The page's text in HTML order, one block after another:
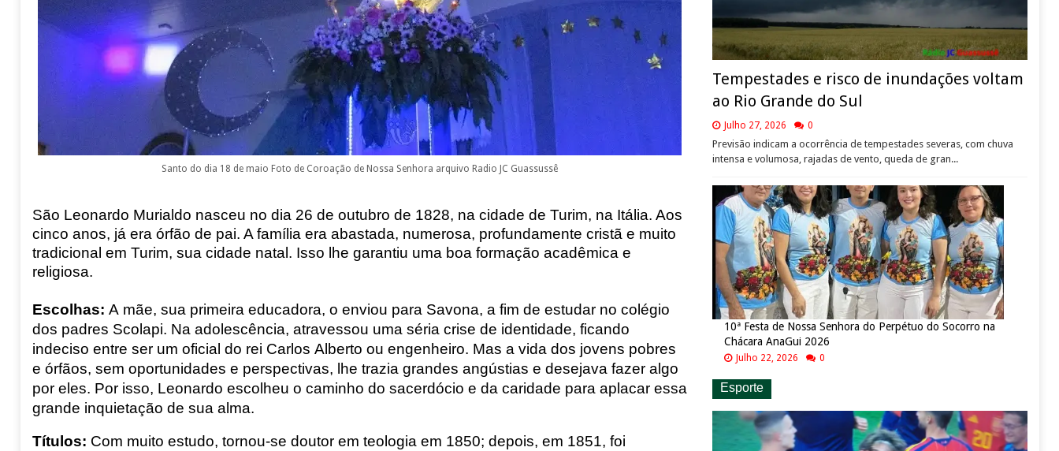
Santo do dia 18 de maio Foto de Coroação de Nossa Senhora arquivo Radio JC Guassussê
São Leonardo Murialdo nasceu no dia 26 de outubro de 1828, na cidade de Turim, na Itália. Aos
cinco anos, já era órfão de pai. A família era abastada, numerosa, profundamente cristã e muito
tradicional em Turim, sua cidade natal. Isso lhe garantiu uma boa formação acadêmica e
religiosa.
Escolhas: A mãe, sua primeira educadora, o enviou para Savona, a fim de estudar no colégio
dos padres Scolapi. Na adolescência, atravessou uma séria crise de identidade, ficando
indeciso entre ser um oficial do rei Carlos Alberto ou engenheiro. Mas a vida dos jovens pobres
e órfãos, sem oportunidades e perspectivas, lhe trazia grandes angústias e desejava fazer algo
por eles. Por isso, Leonardo escolheu o caminho do sacerdócio e da caridade para aplacar essa
grande inquietação de sua alma.
Títulos: Com muito estudo, tornou-se doutor em teologia em 1850; depois, em 1851, foi
Tempestades e risco de inundações voltam
ao Rio Grande do Sul
Julho 27, 2026 0
Previsão indicam a ocorrência de tempestades severas, com chuva
intensa e volumosa, rajadas de vento, queda de gran...
10ª Festa de Nossa Senhora do Perpétuo do Socorro na
Chácara AnaGui 2026
Julho 22, 2026 0
Esporte